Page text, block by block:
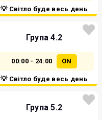
💡 Світло буде весь день
Група 4.2
00:00 - 24:00 ON
💡 Світло буде весь день
Група 5.2